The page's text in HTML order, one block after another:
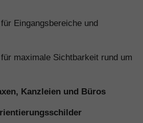
für Eingangsbereiche und
für maximale Sichtbarkeit rund um
Kanzleien und Büros